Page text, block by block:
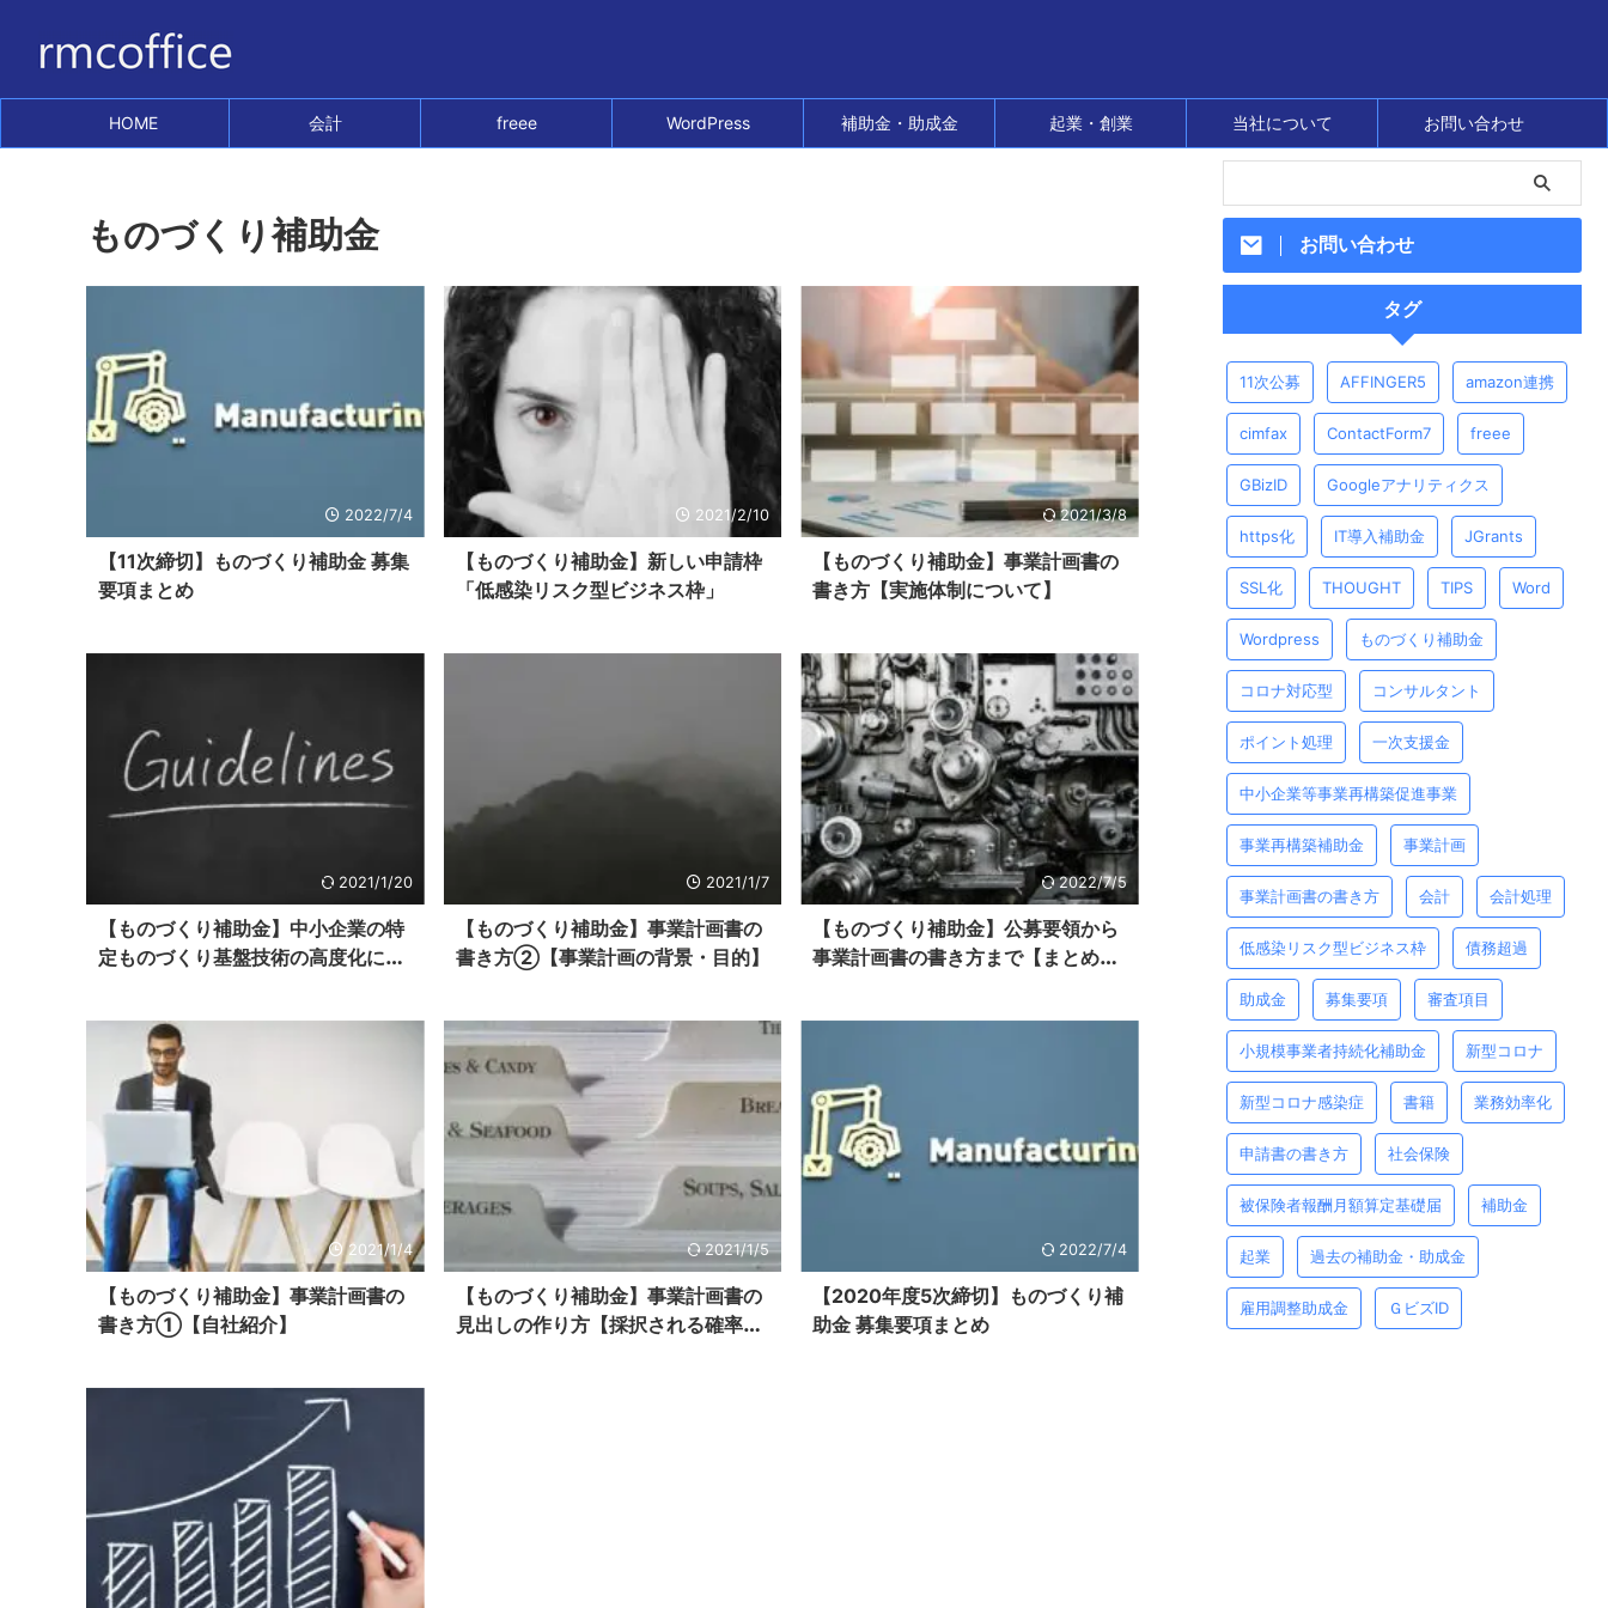
HOME 会計 freee WordPress 補助金・助成金 起業・創業 当社について お問い合わせ
ものづくり補助金
2022/7/4
【11次締切】ものづくり補助金 募集
要項まとめ
2021/2/10
【ものづくり補助金】新しい申請枠
「低感染リスク型ビジネス枠」
2021/3/8
【ものづくり補助金】事業計画書の
書き方【実施体制について】
2021/1/20
【ものづくり補助金】中小企業の特
定ものづくり基盤技術の高度化に関
2021/1/7
【ものづくり補助金】事業計画書の
書き方②【事業計画の背景・目的】
2022/7/5
【ものづくり補助金】公募要領から
事業計画書の書き方まで【まとめ】
2021/1/4
【ものづくり補助金】事業計画書の
書き方①【自社紹介】
2021/1/5
【ものづくり補助金】事業計画書の
見出しの作り方【採択される確率ア
2022/7/4
【2020年度5次締切】ものづくり補
助金 募集要項まとめ
お問い合わせ
タグ
11次公募 AFFINGER5 amazon連携
cimfax ContactForm7 freee
GBizID Googleアナリティクス
https化 IT導入補助金 JGrants
SSL化 THOUGHT TIPS Word
Wordpress ものづくり補助金
コロナ対応型 コンサルタント
ポイント処理 一次支援金
中⼩企業等事業再構築促進事業
事業再構築補助金 事業計画
事業計画書の書き方 会計 会計処理
低感染リスク型ビジネス枠 債務超過
助成金 募集要項 審査項目
小規模事業者持続化補助金 新型コロナ
新型コロナ感染症 書籍 業務効率化
申請書の書き方 社会保険
被保険者報酬月額算定基礎届 補助金
起業 過去の補助金・助成金
雇用調整助成金 ＧビズID